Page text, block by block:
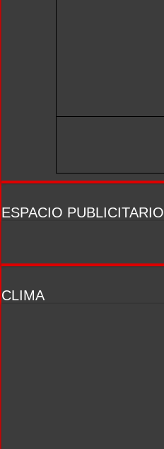
ESPACIO PUBLICITARIO
CLIMA